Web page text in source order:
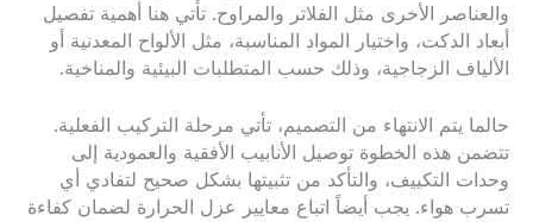
والعناصر الأخرى مثل الفلاتر والمراوح. تأتي هنا أهمية تفصيل
أبعاد الدكت، واختيار المواد المناسبة، مثل الألواح المعدنية أو
الألياف الزجاجية، وذلك حسب المتطلبات البيئية والمناخية.
حالما يتم الانتهاء من التصميم، تأتي مرحلة التركيب الفعلية.
تتضمن هذه الخطوة توصيل الأنابيب الأفقية والعمودية إلى
وحدات التكييف، والتأكد من تثبيتها بشكل صحيح لتفادي أي
تسرب هواء. يجب أيضاً اتباع معايير عزل الحرارة لضمان كفاءة